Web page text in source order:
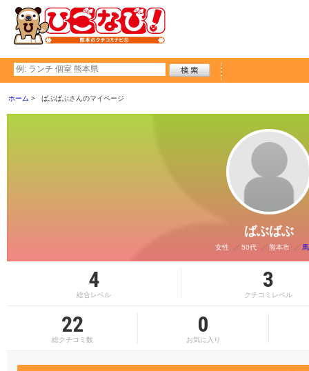
ホーム ばぶばぶさんのマイページ
ばぶばぶ
女性 50代 熊本市
4
総合レベル
3
クチコミレベル
22
総クチコミ数
0
お気に入り